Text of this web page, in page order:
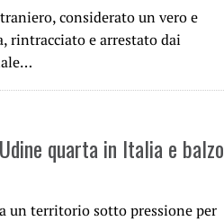
considerato un vero e
rintracciato e arrestato dai
quarta in Italia e balzo
un territorio sotto pressione per